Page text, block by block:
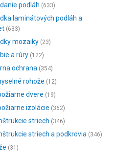
podláh (633)
laminátových podláh a
(633)
mozaiky (23)
a rúry (122)
ochrana (354)
rohože (12)
dvere (19)
izolácie (362)
striech (346)
striech a podkrovia (346)
(31)